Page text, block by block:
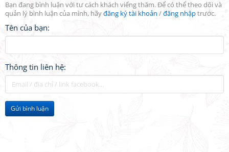
Bạn đang bình luận với tư cách khách viếng thăm. Để có thể theo dõi và
quản lý bình luận của mình, hãyđăng ký tài khoản /đăng nhậptrước.
Tên của bạn:
Thông tin liên hệ:
Gửi bình luận